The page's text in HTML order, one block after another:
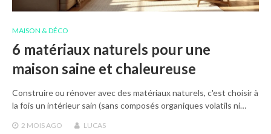
MAISON & DÉCO
6 matériaux naturels pour une
maison saine et chaleureuse
Construire ou rénover avec des matériaux naturels, c'est choisir à
la fois un intérieur sain (sans composés organiques volatils ni…
2 MOISAGO LUCAS